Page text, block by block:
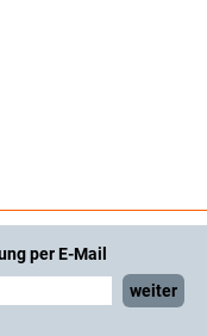
per E-Mail
weiter